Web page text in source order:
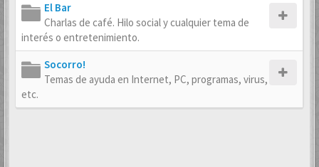
El Bar
Charlas de café. Hilo social y cualquier tema de
interés o entretenimiento.
Socorro!
Temas de ayuda en Internet, PC, programas, virus,
etc.